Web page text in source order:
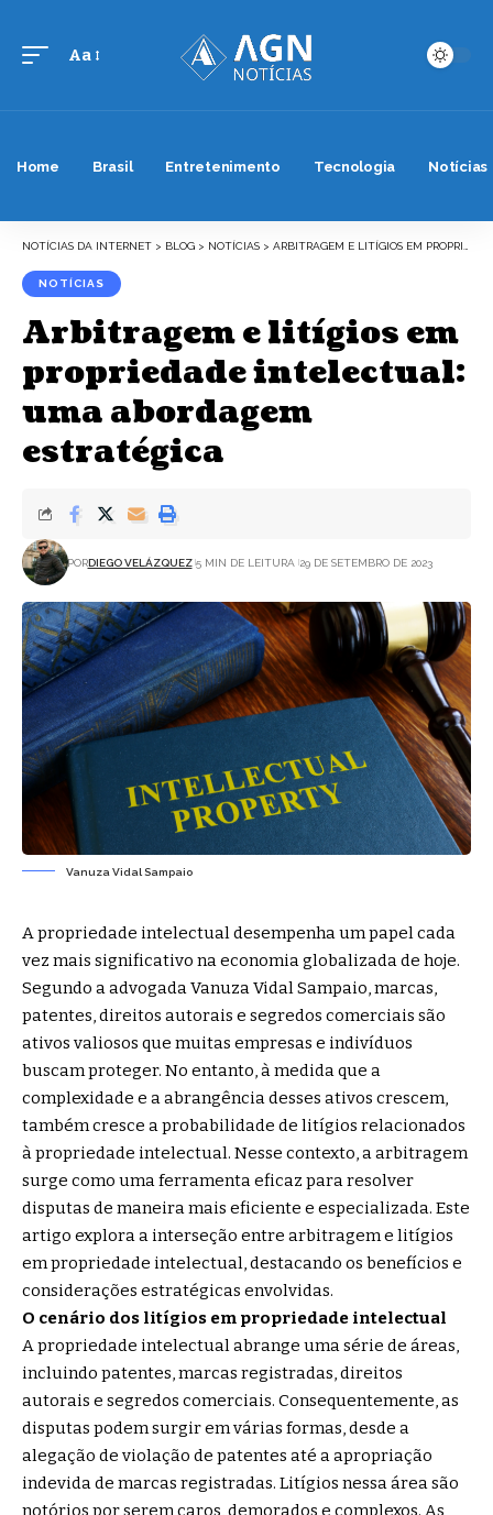
Font
Aa
Home Brasil Entretenimento Tecnologia Notícias
NOTÍCIAS DA INTERNET > BLOG > NOTÍCIAS > ARBITRAGEM E LITÍGIOS EM PROPRIEDADE INTELECTUAL: UMA ABORDAGEM ESTRATÉGICA
NOTÍCIAS
Arbitragem e litígios em
propriedade intelectual:
uma abordagem
estratégica
PORDIEGO VELÁZQUEZ 5 MIN DE LEITURA 29 DE SETEMBRO DE 2023
Vanuza Vidal Sampaio
A propriedade intelectual desempenha um papel cada
vez mais significativo na economia globalizada de hoje.
Segundo a advogada Vanuza Vidal Sampaio, marcas,
patentes, direitos autorais e segredos comerciais são
ativos valiosos que muitas empresas e indivíduos
buscam proteger. No entanto, à medida que a
complexidade e a abrangência desses ativos crescem,
também cresce a probabilidade de litígios relacionados
à propriedade intelectual. Nesse contexto, a arbitragem
surge como uma ferramenta eficaz para resolver
disputas de maneira mais eficiente e especializada. Este
artigo explora a interseção entre arbitragem e litígios
em propriedade intelectual, destacando os benefícios e
considerações estratégicas envolvidas.
O cenário dos litígios em propriedade intelectual
A propriedade intelectual abrange uma série de áreas,
incluindo patentes, marcas registradas, direitos
autorais e segredos comerciais. Consequentemente, as
disputas podem surgir em várias formas, desde a
alegação de violação de patentes até a apropriação
indevida de marcas registradas. Litígios nessa área são
notórios por serem caros, demorados e complexos. As